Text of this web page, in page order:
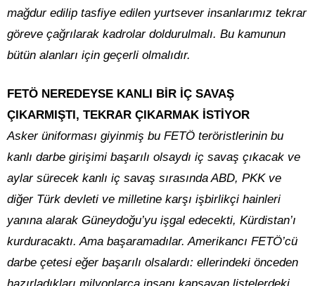
mağdur edilip tasfiye edilen yurtsever insanlarımız tekrar
göreve çağrılarak kadrolar doldurulmalı. Bu kamunun
bütün alanları için geçerli olmalıdır.
FETÖ NEREDEYSE KANLI BİR İÇ SAVAŞ
ÇIKARMIŞTI, TEKRAR ÇIKARMAK İSTİYOR
Asker üniforması giyinmiş bu FETÖ teröristlerinin bu
kanlı darbe girişimi başarılı olsaydı iç savaş çıkacak ve
aylar sürecek kanlı iç savaş sırasında ABD, PKK ve
diğer Türk devleti ve milletine karşı işbirlikçi hainleri
yanına alarak Güneydoğu’yu işgal edecekti, Kürdistan’ı
kurduracaktı. Ama başaramadılar. Amerikancı FETÖ’cü
darbe çetesi eğer başarılı olsalardı: ellerindeki önceden